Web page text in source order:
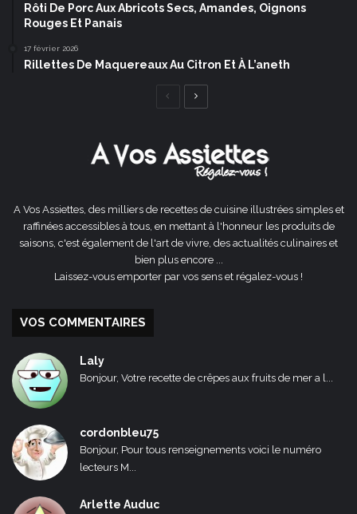
Rôti De Porc Aux Abricots Secs, Amandes, Oignons
Rouges Et Panais
17 février 2026
Rillettes De Maquereaux Au Citron Et À L’aneth
Page
A Vos Assiettes, des milliers de recettes de cuisine illustrées simples et
raffinées accessibles à tous, en mettant à l'honneur les produits de
saisons, c'est également de l'art de vivre, des actualités culinaires et
bien plus encore ...
Laissez-vous emporter par vos sens et régalez-vous !
VOS COMMENTAIRES
Laly
Bonjour, Votre recette de crêpes aux fruits de mer a l...
cordonbleu75
Bonjour, Pour tous renseignements voici le numéro
lecteurs M...
Arlette Auduc